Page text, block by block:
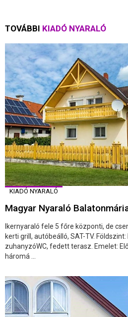
TOVÁBBI KIADÓ NYARALÓ
KIADÓ NYARALÓ
Magyar Nyaraló
Ikernyaraló fele 5 főre központi, de
kerti grill, autóbeálló, SAT-TV.
zuhanyzóWC, fedett terasz. Emelet:
háromá ...